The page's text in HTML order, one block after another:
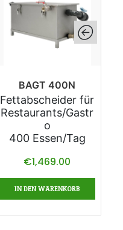
BAGT 400N
Fettabscheider für
Restaurants/Gastr
o
400 Essen/Tag
€1,469.00
IN DEN WARENKORB